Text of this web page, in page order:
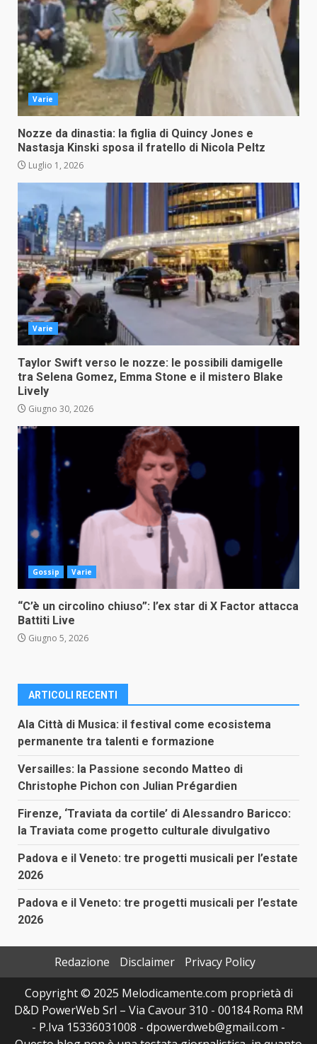
Varie
Nozze da dinastia: la figlia di Quincy Jones e
Nastasja Kinski sposa il fratello di Nicola Peltz
Luglio 1, 2026
Varie
Taylor Swift verso le nozze: le possibili damigelle
tra Selena Gomez, Emma Stone e il mistero Blake
Lively
Giugno 30, 2026
Gossip Varie
“C’è un circolino chiuso”: l’ex star di X Factor attacca
Battiti Live
Giugno 5, 2026
ARTICOLI RECENTI
Ala Città di Musica: il festival come ecosistema
permanente tra talenti e formazione
Versailles: la Passione secondo Matteo di
Christophe Pichon con Julian Prégardien
Firenze, ‘Traviata da cortile’ di Alessandro Baricco:
la Traviata come progetto culturale divulgativo
Padova e il Veneto: tre progetti musicali per l’estate
2026
Padova e il Veneto: tre progetti musicali per l’estate
2026
Redazione Disclaimer
Privacy Policy
Copyright © 2025 Melodicamente.com proprietà di
D&D PowerWeb Srl – Via Cavour 310 - 00184 Roma RM
- P.Iva 15336031008 - dpowerdweb@gmail.com -